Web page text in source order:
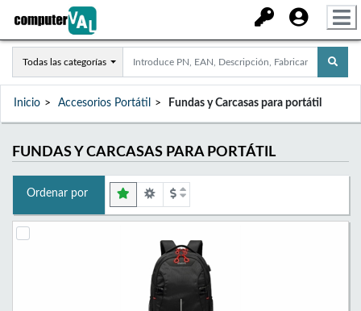
Todas las categorías
Inicio Accesorios Portátil Fundas y Carcasas para portátil
FUNDAS Y CARCASAS PARA PORTÁTIL
Ordenar por